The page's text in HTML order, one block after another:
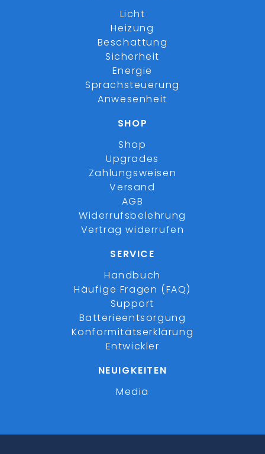
Licht
Heizung
Beschattung
Sicherheit
Energie
Sprachsteuerung
Anwesenheit
SHOP
Shop
Upgrades
Zahlungsweisen
Versand
AGB
Widerrufsbelehrung
Vertrag widerrufen
SERVICE
Handbuch
Häufige Fragen (FAQ)
Support
Batterieentsorgung
Konformitätserklärung
Entwickler
NEUIGKEITEN
Media